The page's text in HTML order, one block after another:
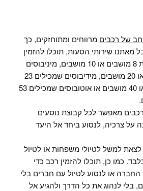
של רכבים מרווחים ומתוחזקים, כך
שירותי הסעות, תוכלו להזמין
מוניות גדולות שמכילות 8 מושבים או 10 מושבים, מיניבוסים
שמכילים 14 מושבים או 20 מושבים, מידיבוסים שמכילים 23
מושבים, 28 מושבים או 40 מושבים או אוטובוסים שמכילים 53
מאפשר לכל קבוצת נוסעים
על צרכיה, לנסוע ביחד אל היעד
לצאת למשל לטיולי משפחות או לטיול
כמו כן, תוכלו להזמין רכב כדי
החברה או לנסוע לטיול עם חברים בלי
בלי לנהוג את כל הדרך ולהגיע אל